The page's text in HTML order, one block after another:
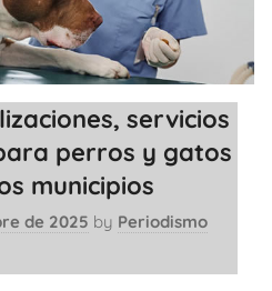
servicios
perros y gatos
municipios
de 2025 by Periodismo